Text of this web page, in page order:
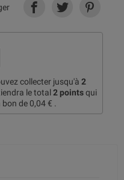
collecter jusqu'à 2
le total 2 pointsqui
bon de 0,04 € .